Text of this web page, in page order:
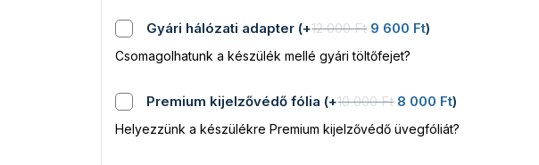
Gyári hálózati adapter (+12 000Ft 9 600 Ft)
Csomagolhatunk a készülék mellé gyári töltőfejet?
Premium kijelzővédő fólia (+10 000Ft 8 000 Ft)
Helyezzünk a készülékre Premium kijelzővédő üvegfóliát?